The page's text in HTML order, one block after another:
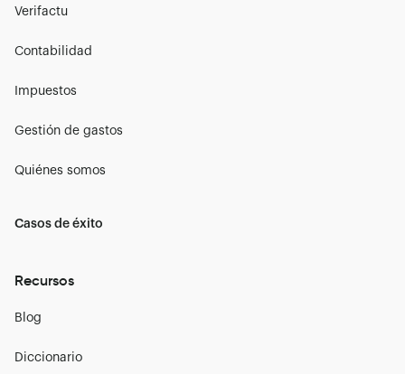
Verifactu
Contabilidad
Impuestos
Gestión de gastos
Quiénes somos
Casos de éxito
Recursos
Blog
Diccionario